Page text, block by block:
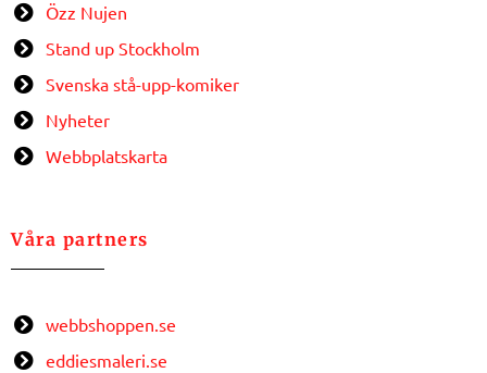
Özz Nujen
Stand up Stockholm
Svenska stå-upp-komiker
Nyheter
Webbplatskarta
Våra partners
webbshoppen.se
eddiesmaleri.se